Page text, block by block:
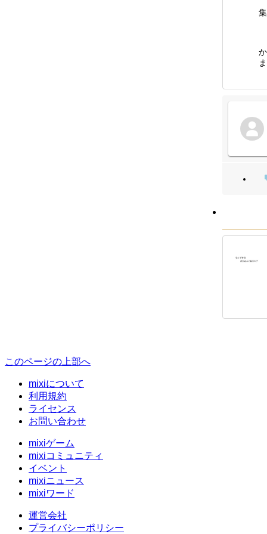
このページの上部へ
mixiについて
利用規約
ライセンス
お問い合わせ
mixiゲーム
mixiコミュニティ
イベント
mixiニュース
mixiワード
運営会社
プライバシーポリシー